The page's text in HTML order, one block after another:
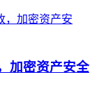
加密资产安全